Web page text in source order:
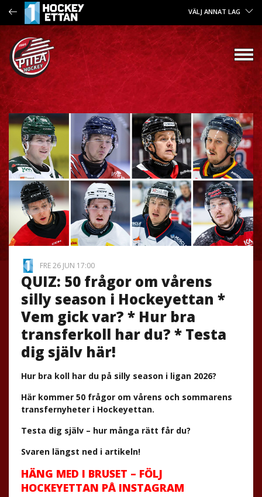
VÄLJ ANNAT LAG
FRE 26 JUN 17:00
QUIZ: 50 frågor om vårens
silly season i Hockeyettan *
Vem gick var? * Hur bra
transferkoll har du? * Testa
dig själv här!
Hur bra koll har du på silly season i ligan 2026?
Här kommer 50 frågor om vårens och sommarens
transfernyheter i Hockeyettan.
Testa dig själv – hur många rätt får du?
Svaren längst ned i artikeln!
HÄNG MED I BRUSET – FÖLJ
HOCKEYETTAN PÅ INSTAGRAM